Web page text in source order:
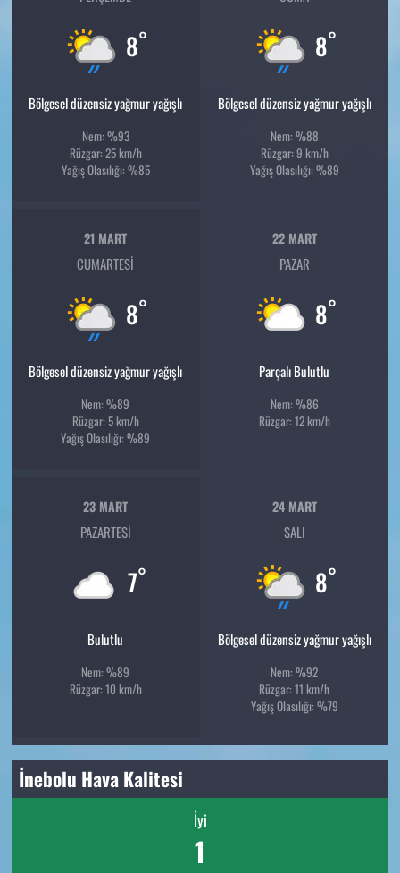
8°
Bölgesel düzensiz yağmur yağışlı
Nem: %93
Rüzgar: 25 km/h
Yağış Olasılığı: %85
8°
Bölgesel düzensiz yağmur yağışlı
Nem: %88
Rüzgar: 9 km/h
Yağış Olasılığı: %89
21 MART
CUMARTESI
8°
Bölgesel düzensiz yağmur yağışlı
Nem: %89
Rüzgar: 5 km/h
Yağış Olasılığı: %89
22 MART
PAZAR
8°
Parçalı Bulutlu
Nem: %86
Rüzgar: 12 km/h
23 MART
PAZARTESI
7°
Bulutlu
Nem: %89
Rüzgar: 10 km/h
24 MART
SALI
8°
Bölgesel düzensiz yağmur yağışlı
Nem: %92
Rüzgar: 11 km/h
Yağış Olasılığı: %79
İnebolu Hava Kalitesi
İyi
1